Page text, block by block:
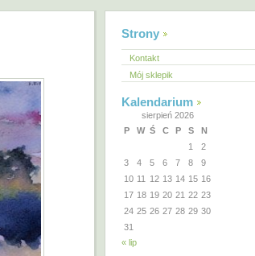
Strony
Kontakt
Mój sklepik
Kalendarium
sierpień 2026
P
W Ś C P S
N
1
2
3
4 5 6 7 8
9
10 11 12 13 14 15 16
17 18 19 20 21 22 23
24 25 26 27 28 29 30
31
« lip